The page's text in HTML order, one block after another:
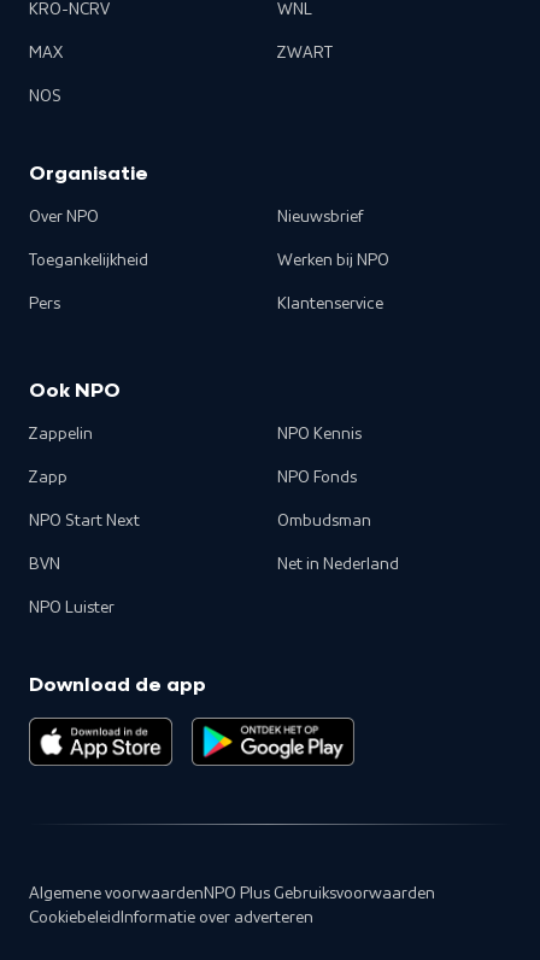
KRO-NCRV
MAX
NOS
WNL
ZWART
Organisatie
Over NPO
Toegankelijkheid
Pers
Nieuwsbrief
Werken bij NPO
Klantenservice
Ook NPO
Zappelin
Zapp
NPO Start Next
BVN
NPO Luister
NPO Kennis
NPO Fonds
Ombudsman
Net in Nederland
Download de app
Algemene voorwaarden NPO Plus Gebruiksvoorwaarden
Cookiebeleid Informatie over adverteren